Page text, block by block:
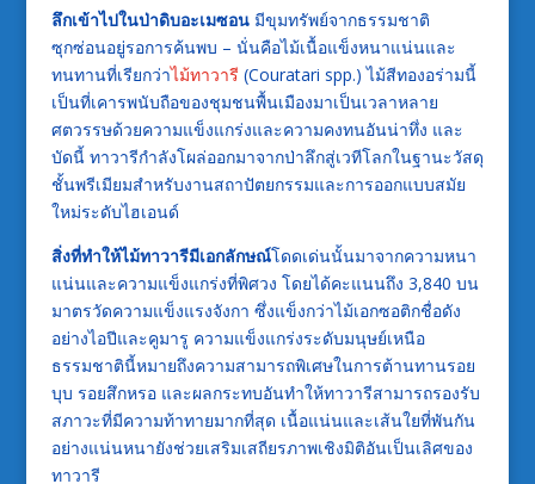
ลึกเข้าไปในป่าดิบอะเมซอนมีขุมทรัพย์จากธรรมชาติ
ซุกซ่อนอยู่รอการค้นพบ – นั่นคือไม้เนื้อแข็งหนาแน่นและ
ทนทานที่เรียกว่าไม้ทาวารี (Couratari spp.) ไม้สีทองอร่ามนี้
เป็นที่เคารพนับถือของชุมชนพื้นเมืองมาเป็นเวลาหลาย
ศตวรรษด้วยความแข็งแกร่งและความคงทนอันน่าทึ่ง และ
บัดนี้ ทาวารีกำลังโผล่ออกมาจากป่าลึกสู่เวทีโลกในฐานะวัสดุ
ชั้นพรีเมียมสำหรับงานสถาปัตยกรรมและการออกแบบสมัย
ใหม่ระดับไฮเอนด์
สิ่งที่ทำให้ไม้ทาวารีมีเอกลักษณ์โดดเด่นนั้นมาจากความหนา
แน่นและความแข็งแกร่งที่พิศวง โดยได้คะแนนถึง 3,840 บน
มาตรวัดความแข็งแรงจังกา ซึ่งแข็งกว่าไม้เอกซอติกชื่อดัง
อย่างไอปีและคูมารู ความแข็งแกร่งระดับมนุษย์เหนือ
ธรรมชาตินี้หมายถึงความสามารถพิเศษในการต้านทานรอย
บุบ รอยสึกหรอ และผลกระทบอันทำให้ทาวารีสามารถรองรับ
สภาวะที่มีความท้าทายมากที่สุด เนื้อแน่นและเส้นใยที่พันกัน
อย่างแน่นหนายังช่วยเสริมเสถียรภาพเชิงมิติอันเป็นเลิศของ
ทาวารี